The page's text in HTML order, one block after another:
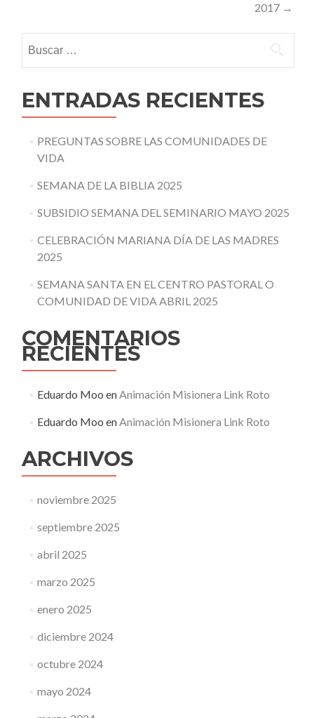
2017 →
ENTRADAS RECIENTES
PREGUNTAS SOBRE LAS COMUNIDADES DE
VIDA
SEMANA DE LA BIBLIA 2025
SUBSIDIO SEMANA DEL SEMINARIO MAYO 2025
CELEBRACIÓN MARIANA DÍA DE LAS MADRES
2025
SEMANA SANTA EN EL CENTRO PASTORAL O
COMUNIDAD DE VIDA ABRIL 2025
COMENTARIOS
RECIENTES
Eduardo Moo enAnimación Misionera Link Roto
Eduardo Moo enAnimación Misionera Link Roto
ARCHIVOS
noviembre 2025
septiembre 2025
abril 2025
marzo 2025
enero 2025
diciembre 2024
octubre 2024
mayo 2024